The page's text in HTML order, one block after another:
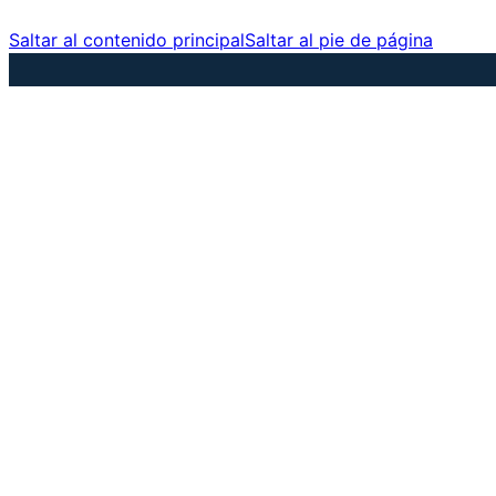
Saltar al contenido principalSaltar al pie de página